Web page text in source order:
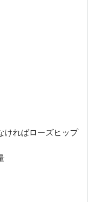
ければローズヒップ